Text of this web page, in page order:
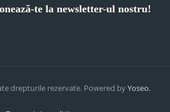
te la newsletter-ul nostru!
drepturile rezervate. Powered byYoseo.